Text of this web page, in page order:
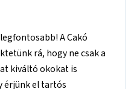
A Cakó
rá, hogy ne csak a
kiváltó okokat is
érjünk el tartós